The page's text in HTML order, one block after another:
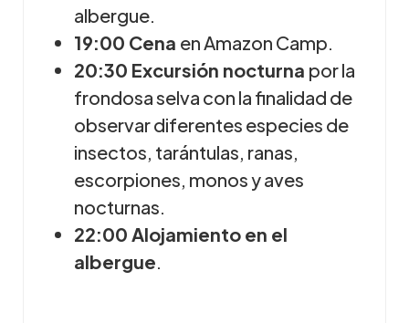
albergue.
19:00 Cena en Amazon Camp.
20:30 Excursión nocturna por la
frondosa selva con la finalidad de
observar diferentes especies de
insectos, tarántulas, ranas,
escorpiones, monos y aves
nocturnas.
22:00 Alojamiento en el
albergue